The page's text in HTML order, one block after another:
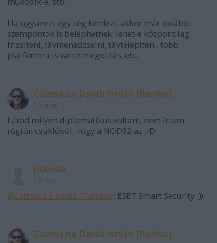
Ha ugyanezt egy cég kérdezi, akkor már további
szempontok is beléphetnek: lehet-e központilag
frissíteni, távmenedzselni, távtelepíteni, több
platformra is van-e megoldás, etc.
Csizmazia Darab István [Rambo]
Látod milyen diplomatikus voltam, nem írtam
rögtön csuklóból, hogy a NOD32 az :-D
pobeda
@Csizmazia István [Rambo]: ESET Smart Security :))
Csizmazia Darab István [Rambo]